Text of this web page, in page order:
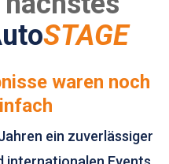
STAGE
waren noch
ein zuverlässiger